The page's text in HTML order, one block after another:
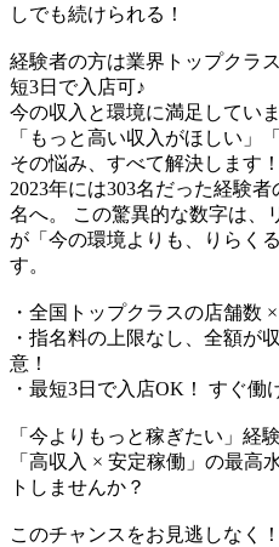
しでも続けられる！
経験者の方は業界トップクラ
短3日で入店可♪
今の収入と環境に満足してい
「もっと高い収入がほしい」
その悩み、すべて解決します！
2023年には303名だった経験者
名へ。 この驚異的な数字は、
が「今の環境よりも、りらく
す。
・全国トップクラスの店舗数
・指名料の上限なし、全額が
意！
・最短3日で入店OK！ すぐ働
「今よりもっと稼ぎたい」経
「高収入 × 安定稼働」の最高
トしませんか？
このチャンスをお見逃しなく！